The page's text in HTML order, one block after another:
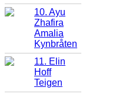
10. Ayu
Zhafira
Amalia
Kynbråten
11. Elin
Hoff
Teigen